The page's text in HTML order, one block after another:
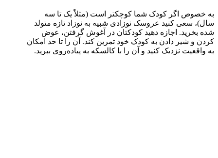
به خصوص اگر کودک شما کوچکتر است (مثلاً یک تا سه
سال)، سعی کنید عروسک نوزادی شبیه به نوزاد تازه متولد
شده بخرید. اجازه دهید کودکتان در آغوش گرفتن، عوض
کردن و شیر دادن به کودک خود تمرین کند. آن را تا حد امکان
به واقعیت نزدیک کنید و آن را با کالسکه به پیاده‌روی ببرید.